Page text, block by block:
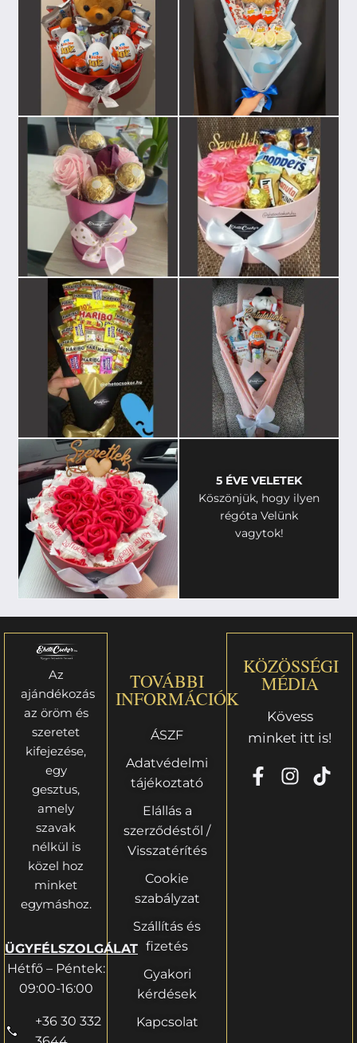
5 ÉVE VELETEK
Köszönjük, hogy ilyen
régóta Velünk
vagytok!
Az
ajándékozás
az öröm és
szeretet
kifejezése,
egy
gesztus,
amely
szavak
nélkül is
közel hoz
minket
egymáshoz.
ÜGYFÉLSZOLGÁLAT
Hétfő – Péntek:
09:00-16:00
+36 30 332
TOVÁBBI
INFORMÁCIÓK
ÁSZF
Adatvédelmi
tájékoztató
Elállás a
szerződéstől /
Visszatérítés
Cookie
szabályzat
Szállítás és
fizetés
Gyakori
kérdések
Kapcsolat
KÖZÖSSÉGI
MÉDIA
Kövess
minket itt is!